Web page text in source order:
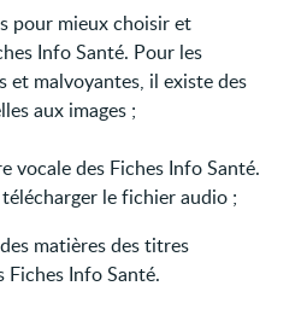
pour mieux choisir et
Info Santé. Pour les
et malvoyantes, il existe des
aux images ;
vocale des Fiches Info Santé.
le fichier audio ;
matières des titres
Info Santé.